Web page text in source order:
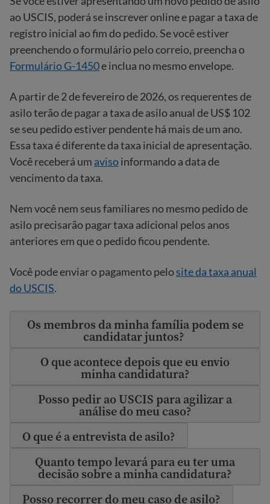
ao USCIS, poderá se inscrever online e pagar a taxa de
registro inicial ao fim do pedido. Se você estiver
preenchendo o formulário pelo correio, preencha o
Formulário G-1450e inclua no mesmo envelope.
A partir de 2 de fevereiro de 2026, os requerentes de
asilo terão de pagar a taxa de asilo anual de US$ 102
se seu pedido estiver pendente há mais de um ano.
Essa taxa é diferente da taxa inicial de apresentação.
Você receberá um avisoinformando a data de
vencimento da taxa.
Nem você nem seus familiares no mesmo pedido de
asilo precisarão pagar taxa adicional pelos anos
anteriores em que o pedido ficou pendente.
Você pode enviar o pagamento pelosite da taxa anual
do USCIS.
Os membros da minha família podem se
candidatar juntos?
O que acontece depois que eu envio
minha candidatura?
Posso pedir ao USCIS para agilizar a
análise do meu caso?
O que é a entrevista de asilo?
Quanto tempo levará para eu ter uma
decisão sobre a minha candidatura?
Posso recorrer do meu caso de asilo?